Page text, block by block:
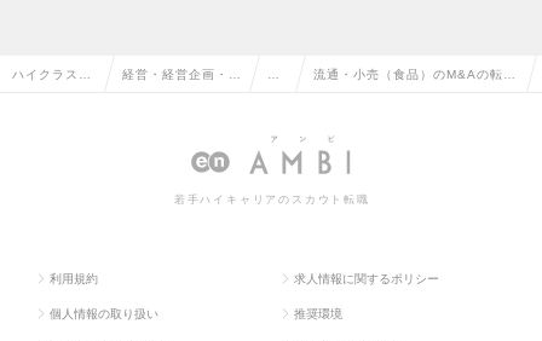
ハイクラス求 経営・経営企画・事 流通・小売（食品）のM&Aの転
若手ハイキャリアのスカウト転職
利用規約 求人情報に関するポリシー
個人情報の取り扱い 推奨環境